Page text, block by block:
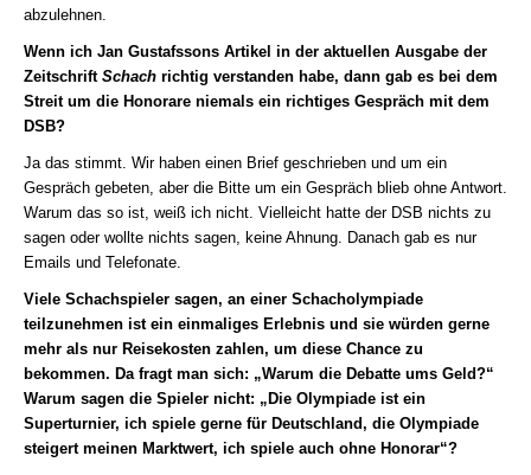
abzulehnen.
Wenn ich Jan Gustafssons Artikel in der aktuellen Ausgabe der
Zeitschrift Schach richtig verstanden habe, dann gab es bei dem
Streit um die Honorare niemals ein richtiges Gespräch mit dem
DSB?
Ja das stimmt. Wir haben einen Brief geschrieben und um ein
Gespräch gebeten, aber die Bitte um ein Gespräch blieb ohne Antwort.
Warum das so ist, weiß ich nicht. Vielleicht hatte der DSB nichts zu
sagen oder wollte nichts sagen, keine Ahnung. Danach gab es nur
Emails und Telefonate.
Viele Schachspieler sagen, an einer Schacholympiade
teilzunehmen ist ein einmaliges Erlebnis und sie würden gerne
mehr als nur Reisekosten zahlen, um diese Chance zu
bekommen. Da fragt man sich: „Warum die Debatte ums Geld?“
Warum sagen die Spieler nicht: „Die Olympiade ist ein
Superturnier, ich spiele gerne für Deutschland, die Olympiade
steigert meinen Marktwert, ich spiele auch ohne Honorar“?